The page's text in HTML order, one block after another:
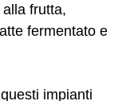
frutta,
fermentato e
impianti